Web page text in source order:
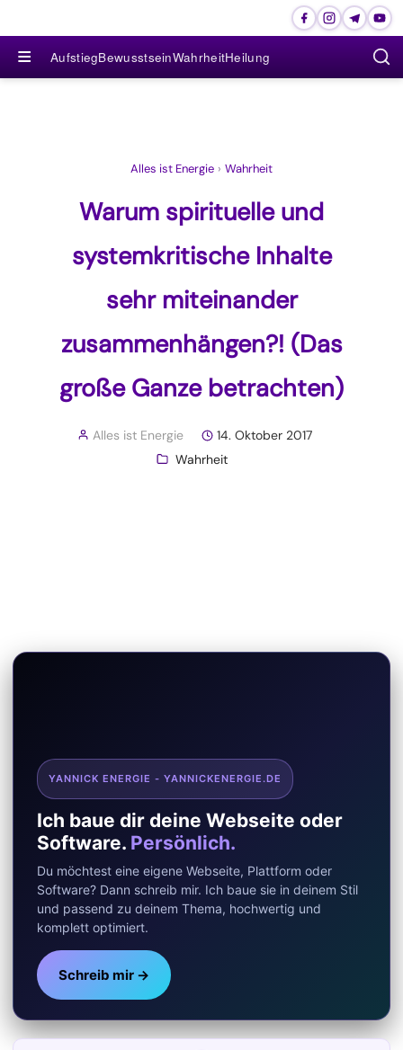
≡ AufstiegBewusstseinWahrheitHeilung
Alles ist Energie › Wahrheit
Warum spirituelle und
systemkritische Inhalte
sehr miteinander
zusammenhängen?! (Das
große Ganze betrachten)
Alles ist Energie
14. Oktober 2017
Wahrheit
YANNICK ENERGIE - YANNICKENERGIE.DE
Ich baue dir deine Webseite oder
Software. Persönlich.
Du möchtest eine eigene Webseite, Plattform oder
Software? Dann schreib mir. Ich baue sie in deinem Stil
und passend zu deinem Thema, hochwertig und
komplett optimiert.
Schreib mir →